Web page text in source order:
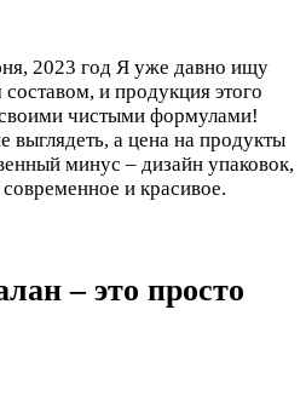
2023 год Я уже давно ищу
и продукция этого
чистыми формулами!
выглядеть, а цена на продукты
минус – дизайн упаковок,
и красивое.
– это просто